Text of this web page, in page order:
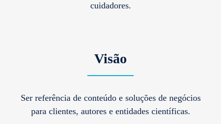
cuidadores.
Visão
Ser referência de conteúdo e soluções de negócios
para clientes, autores e entidades científicas.